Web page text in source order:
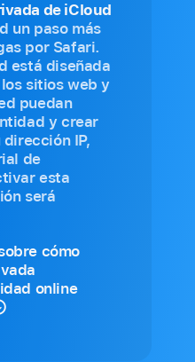
de iCloud
un paso más
por Safari.
está diseñada
sitios web y
puedan
y crear
IP,
de
esta
será
cómo
online